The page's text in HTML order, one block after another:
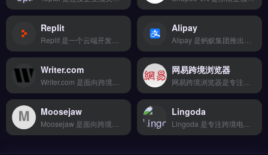
Replit Alipay
Writer.com 网易跨境浏览器
Moosejaw Lingoda